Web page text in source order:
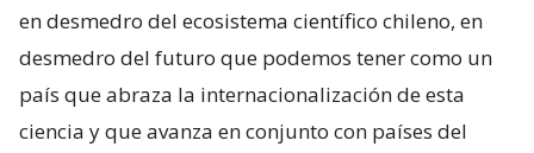
en desmedro del ecosistema científico chileno, en
desmedro del futuro que podemos tener como un
país que abraza la internacionalización de esta
ciencia y que avanza en conjunto con países del